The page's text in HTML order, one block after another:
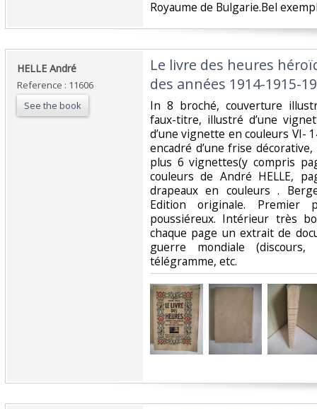
Royaume de Bulgarie.Bel
‎HELLE André ‎
Reference : 11606
See the book
‎Le livre des heures
des années 1914-1915-
‎In 8 broché, couverture
faux-titre, illustré d’une
d’une vignette en couleurs VI-
encadré d’une frise
plus 6 vignettes(y compris
couleurs de André HELLE,
drapeaux en couleurs .
Edition originale.
poussiéreux. Intérieur très
chaque page un extrait de
guerre mondiale
télégramme, etc.‎